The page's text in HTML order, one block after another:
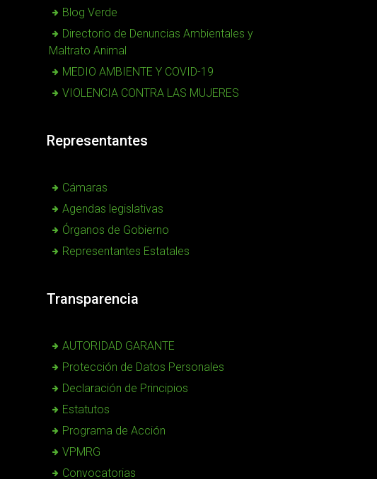
Blog Verde
Directorio de Denuncias Ambientales y
Maltrato Animal
MEDIO AMBIENTE Y COVID-19
VIOLENCIA CONTRA LAS MUJERES
Representantes
Cámaras
Agendas legislativas
Órganos de Gobierno
Representantes Estatales
Transparencia
AUTORIDAD GARANTE
Protección de Datos Personales
Declaración de Principios
Estatutos
Programa de Acción
VPMRG
Convocatorias